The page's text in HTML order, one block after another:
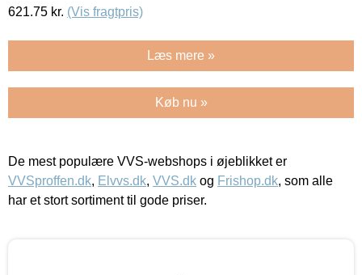
621.75 kr. (Vis fragtpris)
Læs mere »
Køb nu »
De mest populære VVS-webshops i øjeblikket er
VVSproffen.dk, Elvvs.dk, VVS.dk og Frishop.dk, som alle
har et stort sortiment til gode priser.